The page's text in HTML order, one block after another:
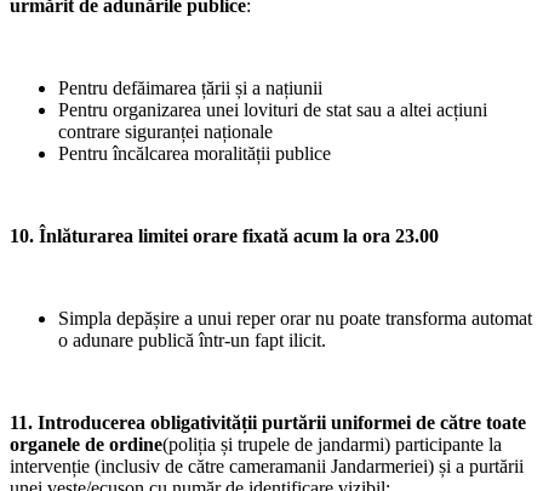
urmărit de adunările publice:
Pentru defăimarea țării și a națiunii
Pentru organizarea unei lovituri de stat sau a altei acțiuni
contrare siguranței naționale
Pentru încălcarea moralității publice
10. Înlăturarea limitei orare fixată acum la ora 23.00
Simpla depășire a unui reper orar nu poate transforma automat
o adunare publică într-un fapt ilicit.
11. Introducerea obligativității purtării uniformei de către toate
organele de ordine(poliția și trupele de jandarmi) participante la
intervenție (inclusiv de către cameramanii Jandarmeriei) și a purtării